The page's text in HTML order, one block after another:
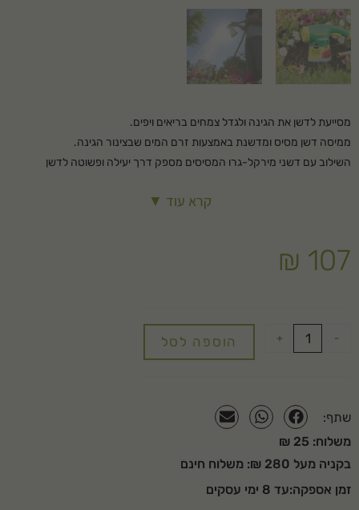
מסייעת לדשן את הגינה ולגדל צמחים בריאים ויפים.
ממיסה דשן מסיס ומדשנת באמצעות זרם המים שבצינור הגינה.
השילוב עם דשני מירקל-גרו המסיסים מספק דרך יעילה ופשוטה לדשן
הצמחים מדושנים מיידית דרך העלים והשורשים.
ההוראות.
קרא עוד ▼
₪ 107
-
+ הוספה לסל
שתף:
משלוח: 25 ₪
בקניה מעל 280 ₪: משלוח חינם
זמן אספקה:עד 8 ימי עסקים